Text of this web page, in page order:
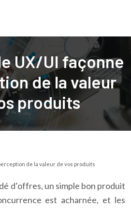
UX/UI façonne
de la valeur
produits
de la valeur de vos produits
d’offres, un simple bon produit
est acharnée, et les